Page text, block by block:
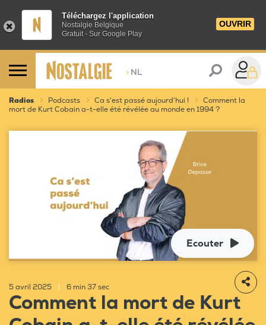
Téléchargez l'application
Nostalgie Belgique
Gratuit - Sur Google Play
OUVRIR
> NL
Radios Podcasts Ca s'est passé aujourd'hui !
Comment la
mort de Kurt Cobain a-t-elle été révélée au monde en 1994 ?
Ecouter
5 avril 2025 6 min 37 sec
Comment la mort de Kurt